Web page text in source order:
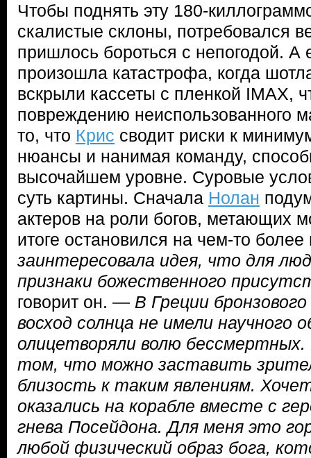
Чтобы поднять эту 180-
скалистые склоны, потребовался
пришлось бороться с непогодой. А
произошла катастрофа, когда
вскрыли кассеты с пленкой IMAX,
повреждению неиспользованного
то, что Крис сводит риски к
нюансы и нанимая команду,
высочайшем уровне. Суровые
суть картины. Сначала Нолан
актеров на роли богов, метающих
итоге остановился на чем-то
заинтересовала идея, что для
признаки божественного
говорит он. — В Греции
восход солнца не имели научного
олицетворяли волю бессмертных.
том, что можно заставить
близость к таким явлениям.
оказались на корабле вместе с
гнева Посейдона. Для меня это
любой физический образ бога,